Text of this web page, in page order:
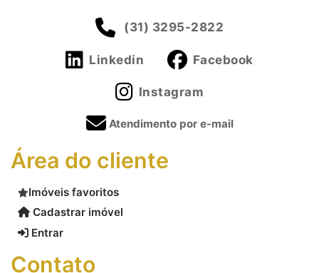
(31) 3295-2822
Linkedin Facebook
Instagram
Atendimento por e-mail
Área do cliente
Imóveis favoritos
Cadastrar imóvel
Entrar
Contato